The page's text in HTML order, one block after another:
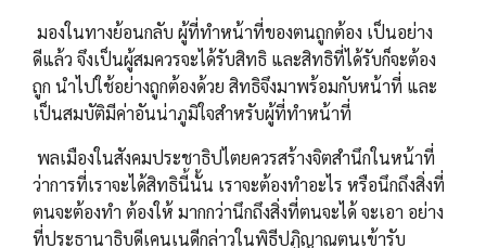
มองในทางย้อนกลับ ผู้ที่ทำหน้าที่ของตนถูกต้อง เป็นอย่าง
ดีแล้ว จึงเป็นผู้สมควรจะได้รับสิทธิ และสิทธิที่ได้รับก็จะต้อง
ถูก นำไปใช้อย่างถูกต้องด้วย สิทธิจึงมาพร้อมกับหน้าที่ และ
เป็นสมบัติมีค่าอันน่าภูมิใจสำหรับผู้ที่ทำหน้าที่
พลเมืองในสังคมประชาธิปไตยควรสร้างจิตสำนึกในหน้าที่
ว่าการที่เราจะได้สิทธินี้นั้น เราจะต้องทำอะไร หรือนึกถึงสิ่งที่
ตนจะต้องทำ ต้องให้ มากกว่านึกถึงสิ่งที่ตนจะได้ จะเอา อย่าง
ที่ประธานาธิบดีเคนเนดีกล่าวในพิธีปฏิญาณตนเข้ารับ